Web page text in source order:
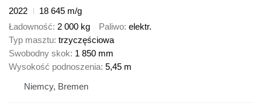
2022
18 645 m/g
Ładowność 2 000 kg Paliwo elektr.
Typ masztu trzyczęściowa
Swobodny skok 1 850 mm
Wysokość podnoszenia 5,45 m
Niemcy, Bremen